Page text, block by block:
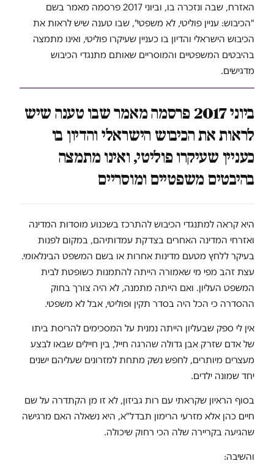
האזרח, שבה ונזכרה בו, וביוני 2017 פרסמה מאמר בשם
"הכיבוש: עניין פוליטי, לא משפטי", שבו טענה שיש לראות את
הכיבוש הישראלי והדיון בו כעניין שעיקרו פוליטי, ואינו מתמצה
בהיבטים המשפטיים והמוסריים שאותם מתנגדי הכיבוש
מדגישים.
ביוני 2017 פרסמה מאמר שבו טענה שיש
לראות את הכיבוש הישראלי והדיון בו
כעניין שעיקרו פוליטי, ואינו מתמצה
בהיבטים משפטיים ומוסריים
היא קראה למתנגדי הכיבוש להתרכז בשכנוע מוסדות המדינה
ואזרחי המדינה האחרים בצדקת עמדותיהם, במקום לפנות
בעיקר ללחץ מטעם מדינות אחרות או בשם המשפט הבינלאומי.
עצת זהב מפי מי שאמורה הייתה להתמנות כשופטת לבית
המשפט העליון. ואם הייתה מתמנה, לא היה צורך בחוק
ההסדרה כי הכל היה בסדר תקין ופוליטי, אבל לא משפטי.
אין לי ספק שבעליון הייתה נמנית על המסכימים להריסת ביתו
של אדם שזרק אבן גדולה שהרגה חייל, בין חיילים שבאו לבצע
מעצרים מיותרים, לחפש נשק מתחת למזרונים שעליהם ישנים
יחד שמונה ילדים.
בסוף הראיון שקראתי עם רות גביזון, לא זו מן הקתדרה על שם
חיים כהן אלא מזרעי הרימון תבדל"א, היא נשאלה האם מרגישה
שהגיעה בקריירה שלה הכי רחוק שיכולה.
והשיבה: